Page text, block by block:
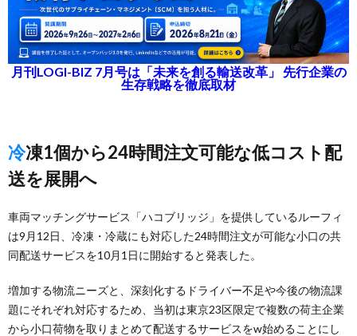
月刊LOGI-BIZ 7月号は「未来を創る輸送改革」 先行企業の
生存戦略を徹底取材
冷凍1個から24時間注文可能な低コスト配
送を展開へ
車両マッチングサービス「ハコブリッジ」を提供しているルーフィ
は9月12日、冷凍・冷蔵にも対応した24時間注文が可能な小口の共
同配送サービスを10月1日に開始すると発表した。
増加する物流ニーズと、深刻化するドライバー不足や今後の物流課
題にそれぞれ対応するため、当初は東京23区限定で複数の荷主企業
から小口荷物を取りまとめて配送するサービスをw始めることにし